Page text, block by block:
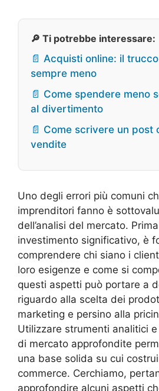
🔎 Ti potrebbe interessare:
📄 Acquisti online: il
sempre meno
📄 Come spendere meno
al divertimento
📄 Come scrivere un post
vendite
Uno degli errori più comuni
imprenditori fanno è
dell’analisi del mercato.
investimento significativo, è
comprendere chi siano i
loro esigenze e come si
questi aspetti può portare a
riguardo alla scelta dei
marketing e persino alla
Utilizzare strumenti analitici
di mercato approfondite
una base solida su cui
commerce. Cerchiamo,
approfondire alcuni aspetti